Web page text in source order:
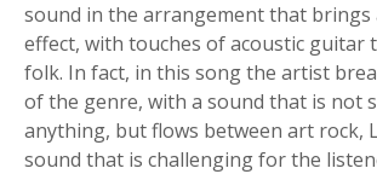
sound in the arrangement that brings
effect, with touches of acoustic guitar
folk. In fact, in this song the artist
of the genre, with a sound that is not
anything, but flows between art rock,
sound that is challenging for the